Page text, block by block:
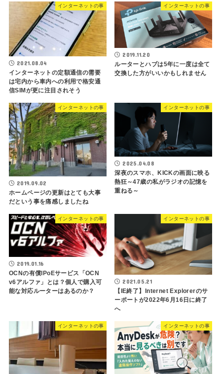
インターネットの事
2021.08.04
インターネットの定額通信の需要
は宅内から車内への利用で格安通
信SIMが更に注目されそう
インターネットの事
2019.11.20
ルーターとハブは5年に一度は全て
交換した方がいいかもしれません
インターネットの事
2019.09.02
ホームページの更新はとても大事
だという事を痛感しましたね
インターネットの事
2025.04.08
深夜のスマホ、KICKの画面に映る
熱狂～47歳の私がラジオの記憶を
重ねる～
インターネットの事
2019.01.16
OCNの有償IPoEサービス「OCN
v6アルファ」とは？個人で購入可
能な対応ルーターはあるのか？
インターネットの事
2021.05.21
【IE終了】Internet Explorerのサ
ーポートが2022年6月16日に終了
へ
インターネットの事 インターネットの事